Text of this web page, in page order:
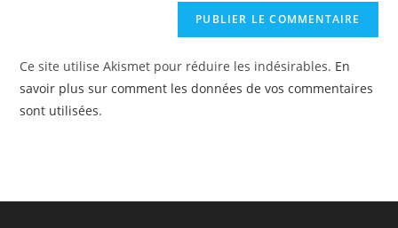
Ce site utilise Akismet pour réduire les indésirables. En
savoir plus sur comment les données de vos commentaires
sont utilisées.